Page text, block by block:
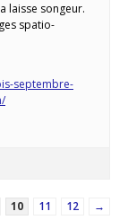
laisse songeur.
spatio-
septembre-
10 11 12
→